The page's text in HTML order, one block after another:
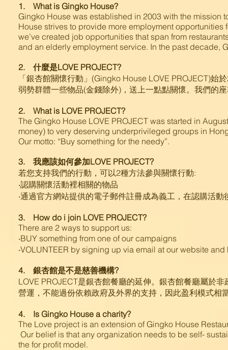
1. What is Gingko House?
Gingko House was established in 2003 with the mission
House strives to provide more employment
we’ve created job opportunities that span from
and an elderly employment service. In the past decade,
2. 什麼是LOVE PROJECT?
「銀杏館關懷行動」(Gingko House LOVE PROJECT)
弱勢群體一些物品(金錢除外)，送上一點點關懷。我們的
2. What is LOVE PROJECT?
The Gingko House LOVE PROJECT was started in
money) to very deserving underprivileged groups in
Our motto: “Buy something for the needy”.
3. 我應該如何參加LOVE PROJECT?
若您支持我們的行動，可以2種方法參與關懷行動:
‧認購關懷活動裡相關的物品
‧通過官方網站提供的電子郵件註冊成為義工，在認購活
3. How do i join LOVE PROJECT?
There are 2 ways to support us:
‧BUY something from one of our campaigns
‧VOLUNTEER by signing up via email at our website
4. 銀杏館是不是慈善機構?
LOVE PROJECT是銀杏館餐廳的延伸。銀杏館餐廳屬於
營運，不能過份依賴政府及外界的支持，因此盈利模式相
4. Is Gingko House a charity?
The Love project is an extension of Gingko House
Our belief is that any organization needs to be self-
the for profit model.